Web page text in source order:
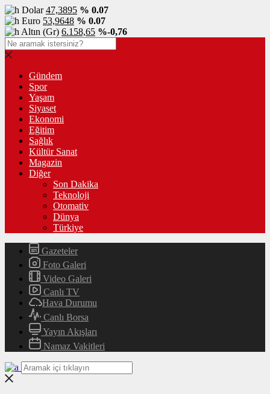
Dolar47,3895 % 0.07
Euro 53,9648 % 0.07
Altın (Gr) 6.158,65 %-0,76
Gündem
Spor
Yaşam
Siyaset
Ekonomi
Eğitim
Sağlık
Kültür Sanat
Magazin
Diğer
Son Dakika
Teknoloji
Otomativ
Dünya
Türkiye
Gazeteler
Foto Galeri
Video Galeri
Canlı TV
Hava Durumu
Canlı Borsa
Yayın Akışları
Namaz Vakitleri